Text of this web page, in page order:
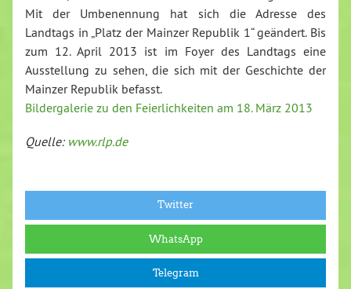
Mit der Umbenennung hat sich die Adresse des
Landtags in „Platz der Mainzer Republik 1“ geändert. Bis
zum 12. April 2013 ist im Foyer des Landtags eine
Ausstellung zu sehen, die sich mit der Geschichte der
Mainzer Republik befasst.
Bildergalerie zu den Feierlichkeiten am 18. März 2013
Quelle: www.rlp.de
Twitter
WhatsApp
Telegram